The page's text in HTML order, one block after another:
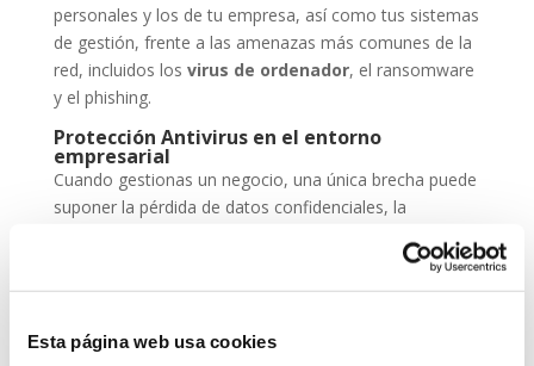
Esta página web usa cookies
personales y los de tu empresa, así como tus sistemas
de gestión, frente a las amenazas más comunes de la
red, incluidos los virus de ordenador, el ransomware
y el phishing.
Protección Antivirus en el entorno
empresarial
Cuando gestionas un negocio, una única brecha puede
suponer la pérdida de datos confidenciales, la
protección antivirusno
puede ser una opción, sino una inversión
cibernética.